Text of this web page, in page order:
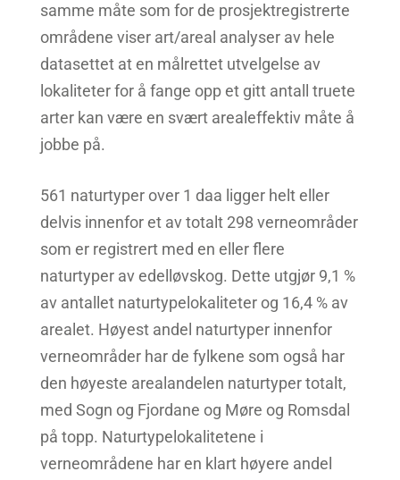
samme måte som for de prosjektregistrerte
områdene viser art/areal analyser av hele
datasettet at en målrettet utvelgelse av
lokaliteter for å fange opp et gitt antall truete
arter kan være en svært arealeffektiv måte å
jobbe på.
561 naturtyper over 1 daa ligger helt eller
delvis innenfor et av totalt 298 verneområder
som er registrert med en eller flere
naturtyper av edelløvskog. Dette utgjør 9,1 %
av antallet naturtypelokaliteter og 16,4 % av
arealet. Høyest andel naturtyper innenfor
verneområder har de fylkene som også har
den høyeste arealandelen naturtyper totalt,
med Sogn og Fjordane og Møre og Romsdal
på topp. Naturtypelokalitetene i
verneområdene har en klart høyere andel